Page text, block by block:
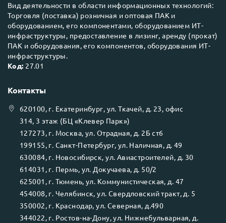
Вид деятельности в области информационных технологий:
Торговля (поставка) розничная и оптовая ПАК и
оборудованием, его компонентами, оборудованием ИТ-
инфраструктуры, предоставление в лизинг, аренду (прокат)
ПАК и оборудования, его компонентов, оборудования ИТ-
инфраструктуры.
Код: 27.01
Контакты
620100, г. Екатеринбург, ул.Ткачей, д. 23, офис
314, 3 этаж (БЦ «Клевер Парк»)
127273, г. Москва, ул. Отрадная, д. 2Б ст6
199155, г. Санкт-Петербург, ул. Наличная, д. 49
630084, г. Новосибирск, ул. Авиастроителей, д. 30
614031 , г. Пермь, ул. Докучаева, д. 50/2
625001 , г. Тюмень, ул. Коммунистическая, д. 47
454008, г. Челябинск, ул. Свердловский тракт, д. 5
350002, г. Краснодар, ул. Северная, д.490
344022, г. Ростов-на-Дону, ул. Нижнебульварная, д.